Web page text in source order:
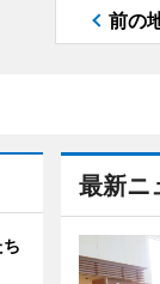
前の
最新ニ